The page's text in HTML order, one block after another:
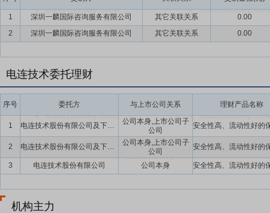
1 深圳一麟国际咨询服务有限公司 其它关联关系
0.00
2
深圳一麟国际咨询服务有限公司 其它关联关系 0.00
电连技术委托理财
序号 委托方 与上市公司关系 理财产品名称
1 电连技术股份有限公司及下属子公司
公司本身,上市公司子
公司
2
电连技术股份有限公司及下属子公司
公司本身,上市公司子
公司
3
电连技术股份有限公司 公司本身
机构主力